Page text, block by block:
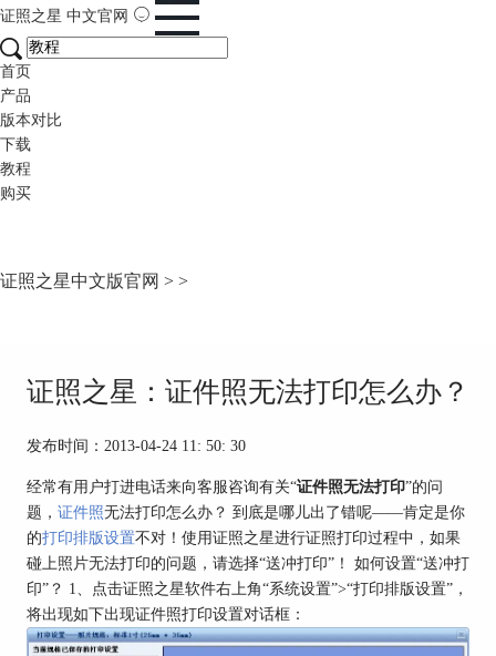
证照之星 中文官网
首页
产品
版本对比
下载
教程
购买
证照之星中文版官网 > >
证照之星：证件照无法打印怎么办？
发布时间：2013-04-24 11: 50: 30
经常有用户打进电话来向客服咨询有关“证件照无法打印”的问
题， 证件照无法打印怎么办？ 到底是哪儿出了错呢——肯定是你
的打印排版设置不对！使用证照之星进行证照打印过程中，如果
碰上照片无法打印的问题，请选择“送冲打印”！ 如何设置“送冲打
印”？ 1、点击证照之星软件右上角“系统设置”>“打印排版设置”，
将出现如下出现证件照打印设置对话框：